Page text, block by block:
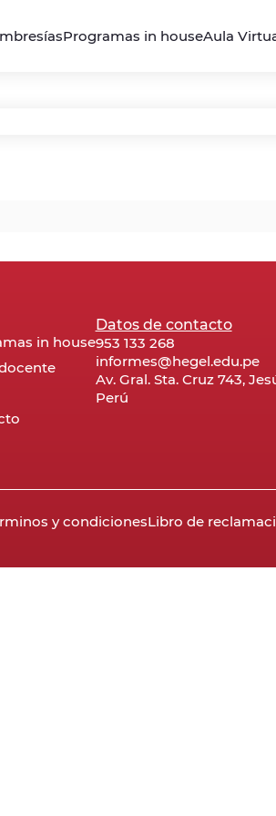
Programas in houseAula
in house
Datos de contacto
953 133 268
informes@hegel.edu.pe
Av. Gral. Sta. Cruz 743,
Perú
y condicionesLibro de